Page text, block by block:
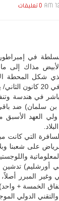
0 تعليقات
في
تحول البيت الأبيض
شكل المحطة
في هندسة وتنفيذ
سلمان) ضد باقي
العهد الأسبق
التي
على شعبنا
أورشليم) تدشين
وغير المبرر
الخمسة +
الدولي